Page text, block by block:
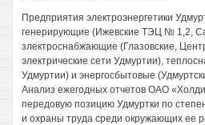
Предприятия электроэнергетики
генерирующие (Ижевские ТЭЦ № 1,2,
злектроснабжающие (Глазовские,
электрические сети Удмуртии),
Удмуртии) и энергосбытовые
Анализ ежегодных отчетов ОАО
передовую позицию Удмуртки по
и охраны труда среди окружающих ее